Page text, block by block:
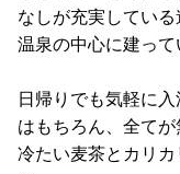
なしが充実している
温泉の中心に建って
日帰りでも気軽に
はもちろん、全てが
冷たい麦茶とカリ